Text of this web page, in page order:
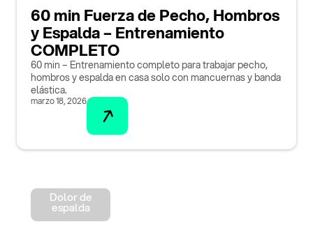
60 min Fuerza de Pecho, Hombros
y Espalda – Entrenamiento
COMPLETO
60 min – Entrenamiento completo para trabajar pecho,
hombros y espalda en casa solo con mancuernas y banda
elástica.
marzo 18, 2026
Dolor de
espalda